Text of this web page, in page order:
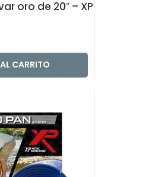
oro de 20″ – XP
CARRITO